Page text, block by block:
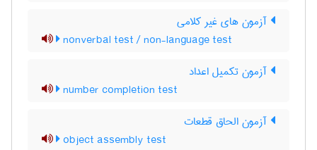
آزمون های غیر کلامی
nonverbal test / non-language test
آزمون تکمیل اعداد
number completion test
آزمون الحاق قطعات
object assembly test